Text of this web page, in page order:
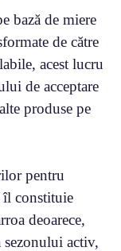
bază de miere
de către
acest lucru
de acceptare
produse pe
pentru
îl constituie
deoarece,
activ,